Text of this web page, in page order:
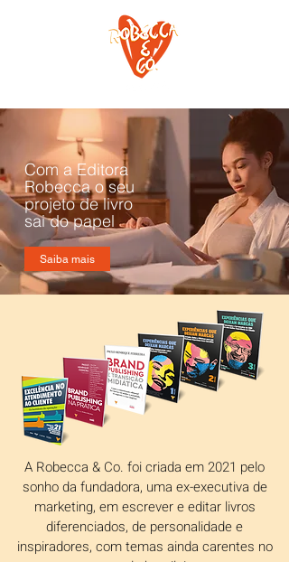
Com a Editora
Robecca o seu
projeto de livro
sai do papel
Saiba mais
A Robecca & Co. foi criada em 2021 pelo
sonho da fundadora, uma ex-executiva de
marketing, em escrever e editar livros
diferenciados, de personalidade e
inspiradores, com temas ainda carentes no